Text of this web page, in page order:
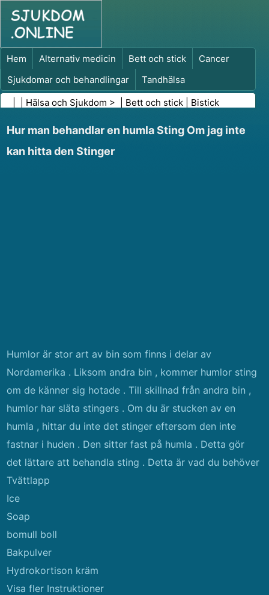
Hem Alternativ medicin Bett och stick
Cancer
Sjukdomar och behandlingar
Tandhälsa
Kost och näring
Familjehälsa
Hälsa och Sjukdom > | Bett och stick Bistick
Hur man behandlar en humla Sting Om jag inte
kan hitta den Stinger
Humlor är stor art av bin som finns i delar av
Nordamerika . Liksom andra bin , kommer humlor sting
om de känner sig hotade . Till skillnad från andra bin ,
humlor har släta stingers . Om du är stucken av en
humla , hittar du inte det stinger eftersom den inte
fastnar i huden . Den sitter fast på humla . Detta gör
det lättare att behandla sting . Detta är vad du behöver
Tvättlapp
Ice
Soap
bomull boll
Bakpulver
Hydrokortison kräm
Visa fler Instruktioner